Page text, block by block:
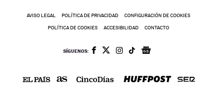
AVISO LEGAL POLÍTICA DE PRIVACIDAD CONFIGURACIÓN DE COOKIES
POLÍTICA DE COOKIES ACCESIBILIDAD CONTACTO
SÍGUENOS: